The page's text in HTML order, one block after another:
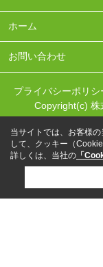
ホーム
お問い合わせ
プライバシーポリシ
Copyright(c)
当サイトでは、お客様
して、クッキー（
詳しくは、当社の 「